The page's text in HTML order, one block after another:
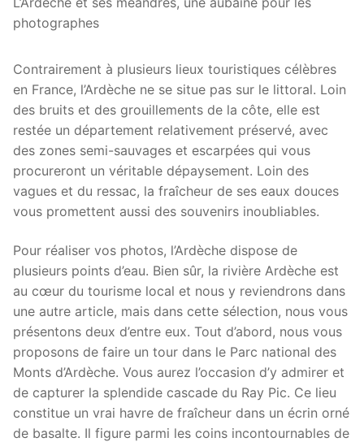
photographes
Contrairement à plusieurs lieux touristiques célèbres
en France, l’Ardèche ne se situe pas sur le littoral. Loin
des bruits et des grouillements de la côte, elle est
restée un département relativement préservé, avec
des zones semi-sauvages et escarpées qui vous
procureront un véritable dépaysement. Loin des
vagues et du ressac, la fraîcheur de ses eaux douces
vous promettent aussi des souvenirs inoubliables.
Pour réaliser vos photos, l’Ardèche dispose de
plusieurs points d’eau. Bien sûr, la rivière Ardèche est
au cœur du tourisme local et nous y reviendrons dans
une autre article, mais dans cette sélection, nous vous
présentons deux d’entre eux. Tout d’abord, nous vous
proposons de faire un tour dans le Parc national des
Monts d’Ardèche. Vous aurez l’occasion d’y admirer et
de capturer la splendide cascade du Ray Pic. Ce lieu
constitue un vrai havre de fraîcheur dans un écrin orné
de basalte. Il figure parmi les coins incontournables de